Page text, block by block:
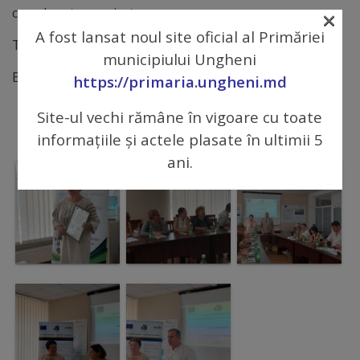
funcționare
Integritate
și
Consiliul
Municipal
Secretar
Consilieri
coordonator proiect
Telefon de contact: 0236 23668;
E-mail:
crdd_ungheni@yahoo.com
A fost lansat noul site oficial al Primăriei
municipiului Ungheni
https://primaria.ungheni.md
Site-ul vechi rămâne în vigoare cu toate
informațiile și actele plasate în ultimii 5
ani.
×